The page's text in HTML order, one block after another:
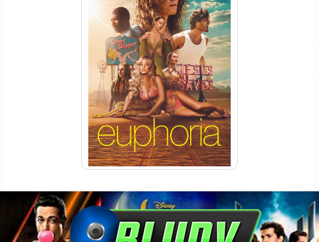
Euphoria 3ª Temporada
Torrent (2026) WEB-DL 1080p
Dual Áudio